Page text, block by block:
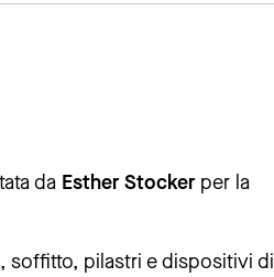
da Esther Stockerper la
soffitto, pilastri e dispositivi di